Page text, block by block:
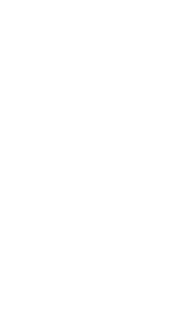
intenzity
večery alebo
čo je zárukou
objektom,